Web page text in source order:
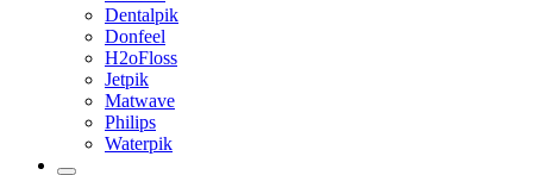
Dentalpik
Donfeel
H2oFloss
Jetpik
Matwave
Philips
Waterpik